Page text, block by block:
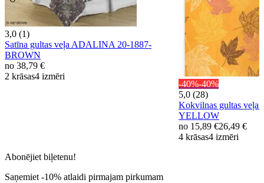
3,0 (1)
Satīna gultas veļa ADALINA 20-1887-
BROWN
no 38,79 €
2 krāsas4 izmēri
-40%-40%
5,0 (28)
Kokvilnas gultas
YELLOW
no 15,89 €26,49 €
4 krāsas4 izmēri
Abonējiet biļetenu!
Saņemiet -10% atlaidi pirmajam pirkumam